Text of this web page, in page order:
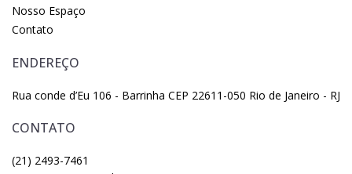
Nosso Espaço
Contato
ENDEREÇO
Rua conde d’Eu 106 - Barrinha CEP 22611-050 Rio de Janeiro - RJ
CONTATO
(21) 2493-7461